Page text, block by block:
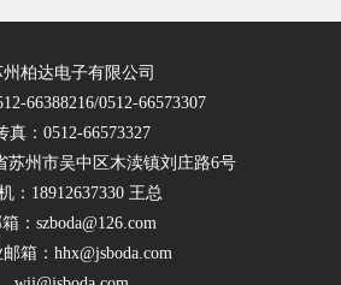
州柏达电子有限公司
66388216/0512-66573307
真：0512-66573327
苏州市吴中区木渎镇刘庄路6号
：18912637330 王总
：szboda@126.com
箱：hhx@jsboda.com